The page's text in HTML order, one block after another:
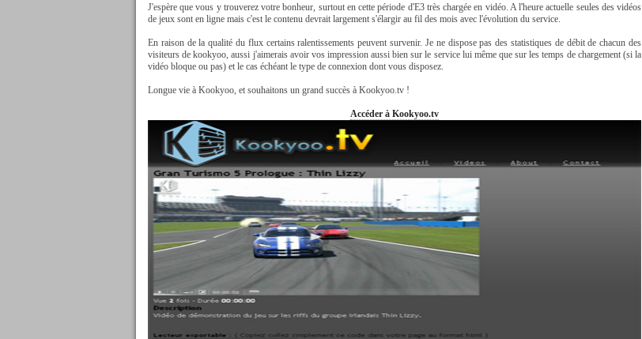
J'espère que vous y trouverez votre bonheur, surtout en cette période d'E3 très chargée en vidéo. A l'heure actuelle seules des vidéos
de jeux sont en ligne mais c'est le contenu devrait largement s'élargir au fil des mois avec l'évolution du service.
En raison de la qualité du flux certains ralentissements peuvent survenir. Je ne dispose pas des statistiques de débit de chacun des
visiteurs de kookyoo, aussi j'aimerais avoir vos impression aussi bien sur le service lui même que sur les temps de chargement (si la
vidéo bloque ou pas) et le cas échéant le type de connexion dont vous disposez.
Longue vie à Kookyoo, et souhaitons un grand succès à Kookyoo.tv !
Accéder à Kookyoo.tv